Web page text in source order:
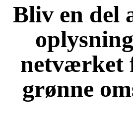
Bliv en del
netværket
grønne